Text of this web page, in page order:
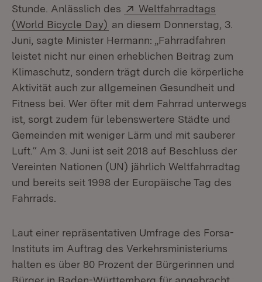
Stunde. Anlässlich des
Extern:
Weltfahrradtags
(World Bicycle Day) (Öffnet in neuem Fenster)
an diesem Donnerstag, 3.
Juni, sagte Minister Hermann: „Fahrradfahren
leistet nicht nur einen erheblichen Beitrag zum
Klimaschutz, sondern trägt durch die körperliche
Aktivität auch zur allgemeinen Gesundheit und
Fitness bei. Wer öfter mit dem Fahrrad unterwegs
ist, sorgt zudem für lebenswertere Städte und
Gemeinden mit weniger Lärm und mit sauberer
Luft.“ Am 3. Juni ist seit 2018 auf Beschluss der
Vereinten Nationen (UN) jährlich Weltfahrradtag
und bereits seit 1998 der Europäische Tag des
Fahrrads.
Laut einer repräsentativen Umfrage des Forsa-
Instituts im Auftrag des Verkehrsministeriums
halten es über 80 Prozent der Bürgerinnen und